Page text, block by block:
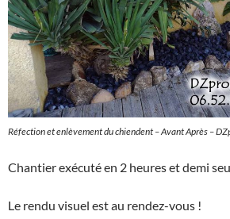
Réfection et enlèvement du chiendent – Avant Après –
Chantier exécuté en 2 heures et demi
Le rendu visuel est au rendez-vous !